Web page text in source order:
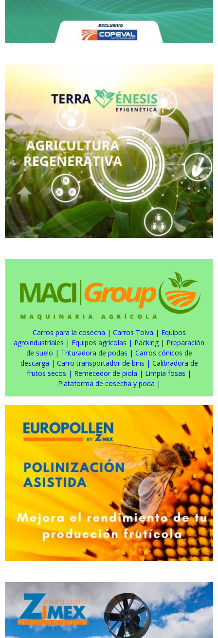
Carros para la cosecha | Carros Tolva | Equipos
agroindustriales | Equipos agrícolas | Packing | Preparación
de suelo | Trituradora de podas | Carros cónicos de
descarga | Carro transportador de bins | Calibradora de
frutos secos | Remecedor de piola | Limpia fosas |
Plataforma de cosecha y poda |